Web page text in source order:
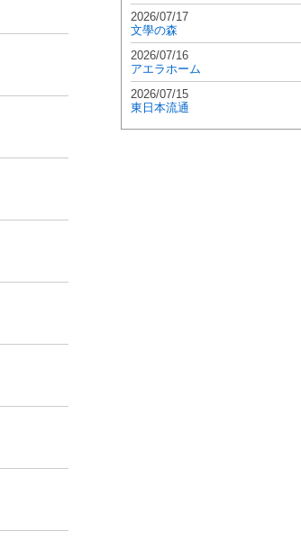
2026/07/17
文學の森
2026/07/16
アエラホーム
2026/07/15
東日本流通